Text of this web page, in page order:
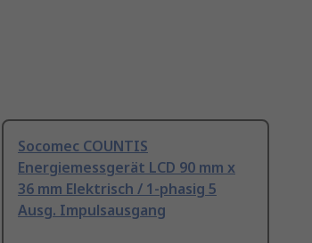
Socomec COUNTIS
Energiemessgerät LCD 90 mm x
36 mm Elektrisch / 1-phasig 5
Ausg. Impulsausgang